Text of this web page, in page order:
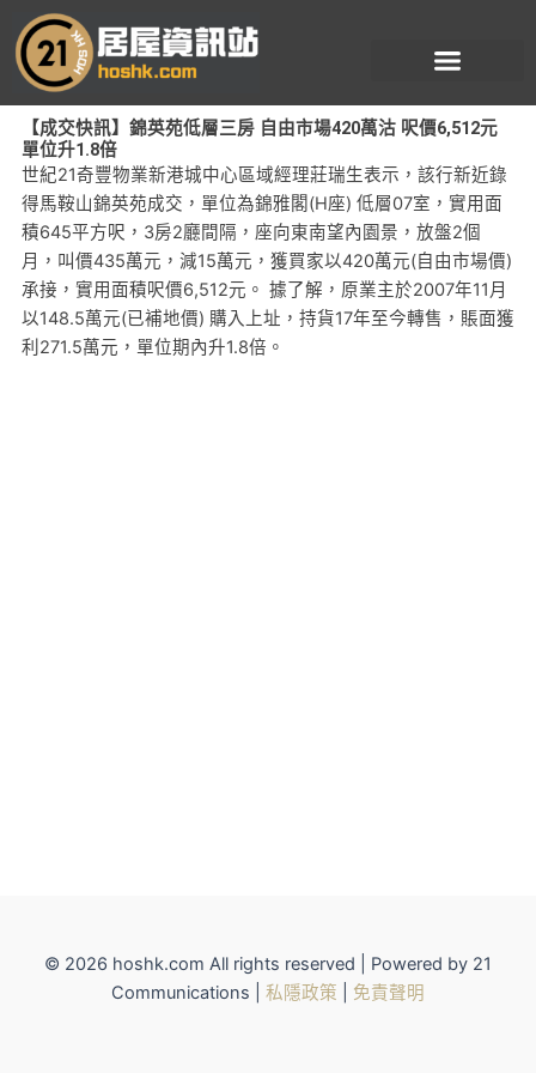
至
【成交快訊】錦英苑低層三房 自由市場420萬沽 呎價6,512元
單位升1.8倍
世紀21奇豐物業新港城中心區域經理莊瑞生表示，該行新近錄
得馬鞍山錦英苑成交，單位為錦雅閣(H座) 低層07室，實用面
積645平方呎，3房2廳間隔，座向東南望內園景，放盤2個
月，叫價435萬元，減15萬元，獲買家以420萬元(自由市場價)
承接，實用面積呎價6,512元。 據了解，原業主於2007年11月
以148.5萬元(已補地價) 購入上址，持貨17年至今轉售，賬面獲
利271.5萬元，單位期內升1.8倍。
© 2026 hoshk.com All rights reserved | Powered by 21
Communications | 私隱政策 免責聲明